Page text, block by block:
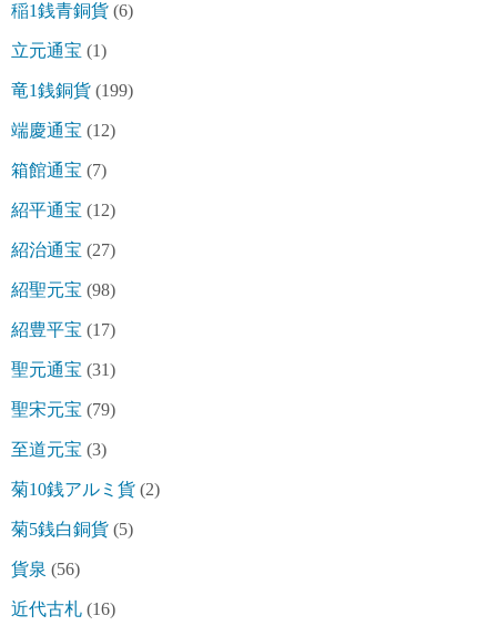
稲1銭青銅貨 (6)
立元通宝 (1)
竜1銭銅貨 (199)
端慶通宝 (12)
箱館通宝 (7)
紹平通宝 (12)
紹治通宝 (27)
紹聖元宝 (98)
紹豊平宝 (17)
聖元通宝 (31)
聖宋元宝 (79)
至道元宝 (3)
菊10銭アルミ貨 (2)
菊5銭白銅貨 (5)
貨泉 (56)
近代古札 (16)